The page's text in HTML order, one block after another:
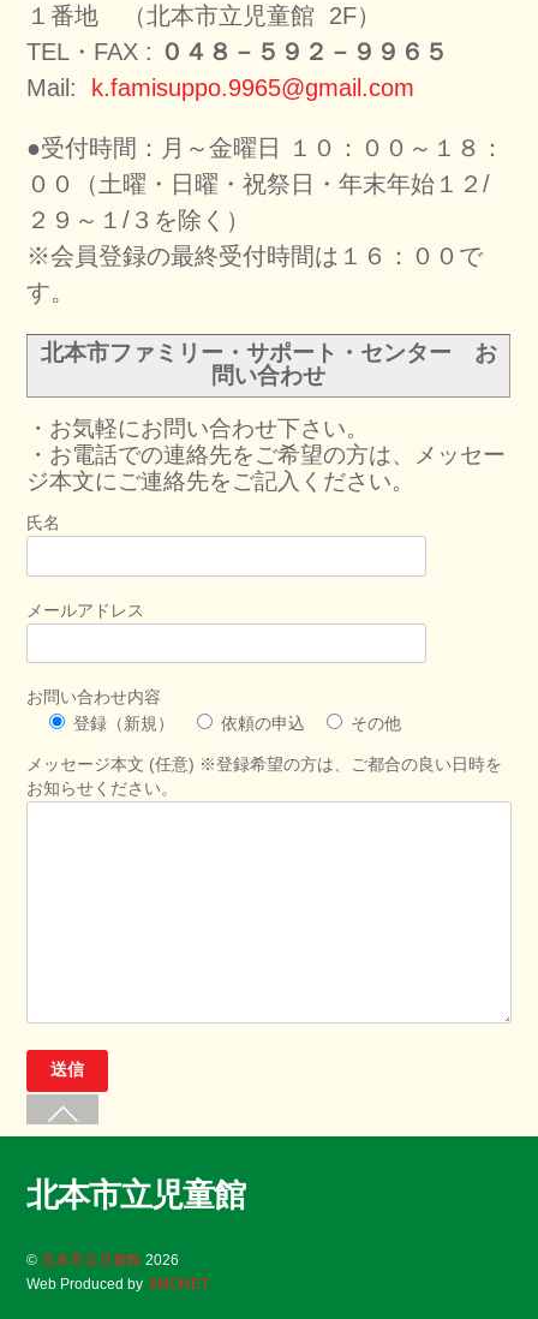
１番地 （北本市立児童館 2F）
TEL・FAX : ０４８－５９２－９９６５
Mail: k.famisuppo.9965@gmail.com
●受付時間：月～金曜日 １０：００～１８：
００（土曜・日曜・祝祭日・年末年始１２/
２９～１/３を除く）
※会員登録の最終受付時間は１６：００で
す。
北本市ファミリー・サポート・センター お
問い合わせ
・お気軽にお問い合わせ下さい。
・お電話での連絡先をご希望の方は、メッセー
ジ本文にご連絡先をご記入ください。
氏名
メールアドレス
お問い合わせ内容
登録（新規）
依頼の申込 その他
メッセージ本文 (任意) ※登録希望の方は、ご都合の良い日時を
お知らせください。
北本市立児童館
©北本市立児童館 2026
Web Produced byJIMONET